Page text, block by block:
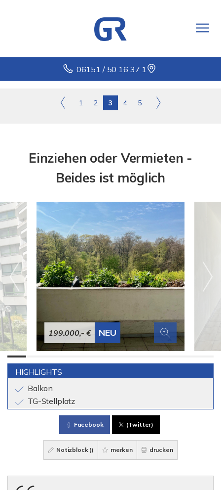
06151 / 50 16 37 1
1 2 3 4 5
Einziehen oder Vermieten -
Beides ist möglich
199.000,- € NEU
HIGHLIGHTS
Balkon
TG-Stellplatz
Facebook (Twitter)
Notizblock () merken drucken